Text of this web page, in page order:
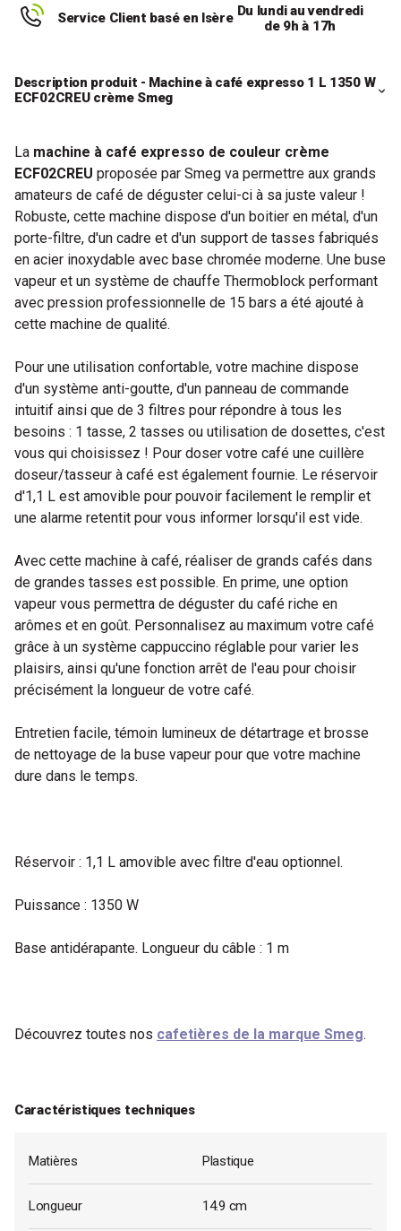
Service Client basé en Isère Du lundi au vendredi
de 9h à 17h
Description produit - Machine à café expresso 1 L 1350 W
ECF02CREU crème Smeg
La machine à café expresso de couleur crème
ECF02CREU proposée par Smeg va permettre aux grands
amateurs de café de déguster celui-ci à sa juste valeur !
Robuste, cette machine dispose d'un boitier en métal, d'un
porte-filtre, d'un cadre et d'un support de tasses fabriqués
en acier inoxydable avec base chromée moderne. Une buse
vapeur et un système de chauffe Thermoblock performant
avec pression professionnelle de 15 bars a été ajouté à
cette machine de qualité.
Pour une utilisation confortable, votre machine dispose
d'un système anti-goutte, d'un panneau de commande
intuitif ainsi que de 3 filtres pour répondre à tous les
besoins : 1 tasse, 2 tasses ou utilisation de dosettes, c'est
vous qui choisissez ! Pour doser votre café une cuillère
doseur/tasseur à café est également fournie. Le réservoir
d'1,1 L est amovible pour pouvoir facilement le remplir et
une alarme retentit pour vous informer lorsqu'il est vide.
Avec cette machine à café, réaliser de grands cafés dans
de grandes tasses est possible. En prime, une option
vapeur vous permettra de déguster du café riche en
arômes et en goût. Personnalisez au maximum votre café
grâce à un système cappuccino réglable pour varier les
plaisirs, ainsi qu'une fonction arrêt de l'eau pour choisir
précisément la longueur de votre café.
Entretien facile, témoin lumineux de détartrage et brosse
de nettoyage de la buse vapeur pour que votre machine
dure dans le temps.
Réservoir : 1,1 L amovible avec filtre d'eau optionnel.
Puissance : 1350 W
Base antidérapante. Longueur du câble : 1 m
Découvrez toutes nos cafetières de la marque Smeg.
Caractéristiques techniques
Matières Plastique
Longueur 14.9 cm